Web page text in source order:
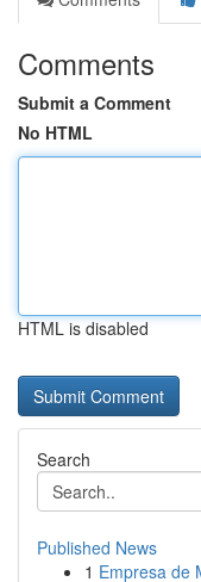
Comments
Submit a Comment
No HTML
HTML is disabled
Search
Published News
1 Empresa de